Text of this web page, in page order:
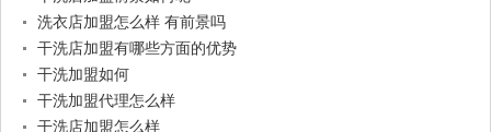
洗衣店加盟怎么样 有前景吗
干洗店加盟有哪些方面的优势
干洗加盟如何
干洗加盟代理怎么样
干洗店加盟怎么样